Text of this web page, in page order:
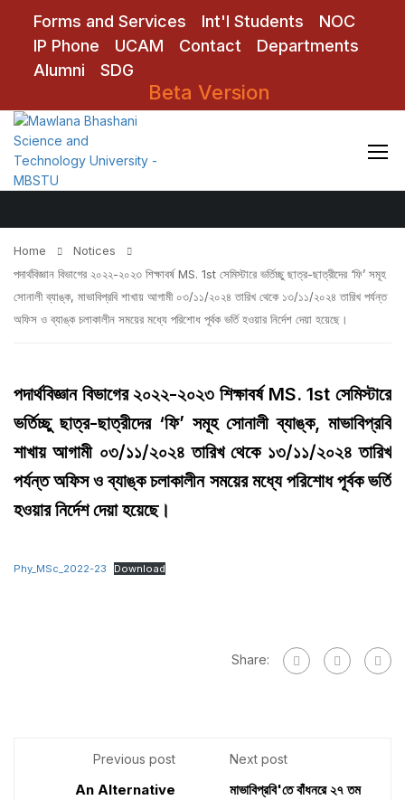
Forms and Services Int'l Students
NOC
IP Phone
UCAM Contact
Departments
Alumni
SDG
Beta Version
Notices
Home
Notices
পদার্থবিজ্ঞান বিভাগের ২০২২-২০২৩ শিক্ষাবর্ষ MS. 1st সেমিস্টারে ভর্তিচ্ছু ছাত্র-ছাত্রীদের ‘ফি’ সমূহ
সোনালী ব্যাঙ্ক, মাভাবিপ্রবি শাখায় আগামী ০৩/১১/২০২৪ তারিখ থেকে ১৩/১১/২০২৪ তারিখ পর্যন্ত
অফিস ও ব্যাঙ্ক চলাকালীন সময়ের মধ্যে পরিশোধ পূর্বক ভর্তি হওয়ার নির্দেশ দেয়া হয়েছে।
পদার্থবিজ্ঞান বিভাগের ২০২২-২০২৩ শিক্ষাবর্ষ MS. 1st সেমিস্টারে
ভর্তিচ্ছু ছাত্র-ছাত্রীদের ‘ফি’ সমূহ সোনালী ব্যাঙ্ক, মাভাবিপ্রবি
শাখায় আগামী ০৩/১১/২০২৪ তারিখ থেকে ১৩/১১/২০২৪ তারিখ
পর্যন্ত অফিস ও ব্যাঙ্ক চলাকালীন সময়ের মধ্যে পরিশোধ পূর্বক ভর্তি
হওয়ার নির্দেশ দেয়া হয়েছে।
Phy_MSc_2022-23 Download
Share:
Previous post
An Alternative
Next post
মাভাবিপ্রবি'তে বাঁধনরে ২৭ তম